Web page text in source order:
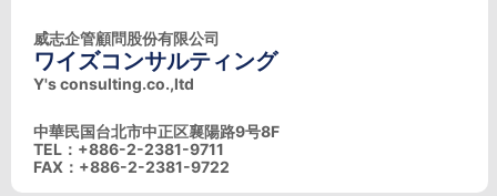
威志企管顧問股份有限公司
ワイズコンサルティング
Y's consulting.co.,ltd
中華民国台北市中正区襄陽路9号8F
TEL：+886-2-2381-9711
FAX：+886-2-2381-9722